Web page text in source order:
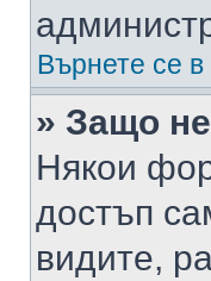
Върнете се в
» Защо
Някои
достъп
видите,